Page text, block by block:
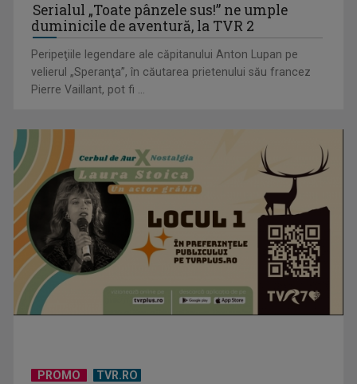
Serialul „Toate pânzele sus!” ne umple
duminicile de aventură, la TVR 2
Peripeţiile legendare ale căpitanului Anton Lupan pe
velierul „Speranţa”, în căutarea prietenului său francez
Pierre Vaillant, pot fi ...
PROMO TVR.RO